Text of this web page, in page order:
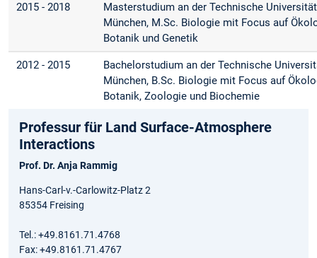
2015 - 2018
Masterstudium an der Technische Universität
München, M.Sc. Biologie mit Focus auf
Botanik und Genetik
2012 - 2015
Bachelorstudium an der Technische
München, B.Sc. Biologie mit Focus auf
Botanik, Zoologie und Biochemie
Professur für Land Surface-Atmosphere
Interactions
Prof. Dr. Anja Rammig
Hans-Carl-v.-Carlowitz-Platz 2
85354 Freising
Tel.: +49.8161.71.4768
Fax: +49.8161.71.4767